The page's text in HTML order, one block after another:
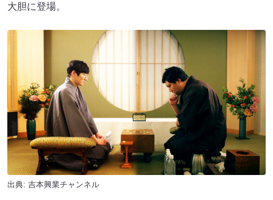
大胆に登場。
出典: 吉本興業チャンネル